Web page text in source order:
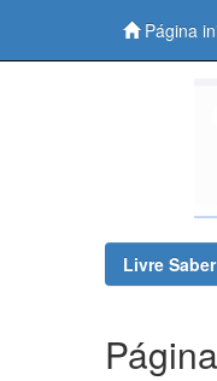
Página
Livre